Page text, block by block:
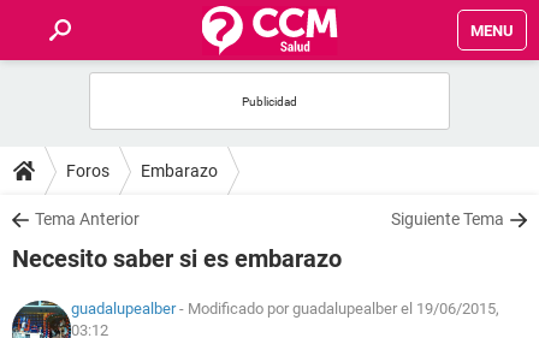
MENU
FOROS
SALUD
Foros Embarazo
Tema Anterior Siguiente Tema
Necesito saber si es embarazo
guadalupealber- Modificado por guadalupealber el 19/06/2015,
03:12